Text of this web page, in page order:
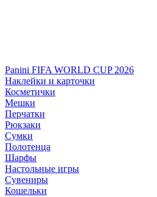
Panini FIFA WORLD CUP 2026
Наклейки и карточки
Косметички
Мешки
Перчатки
Рюкзаки
Сумки
Полотенца
Шарфы
Настольные игры
Сувениры
Кошельки